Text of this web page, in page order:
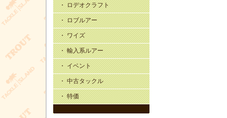
・ ロデオクラフト
・ ロブルアー
・ ワイズ
・ 輸入系ルアー
・ イベント
・ 中古タックル
・ 特価